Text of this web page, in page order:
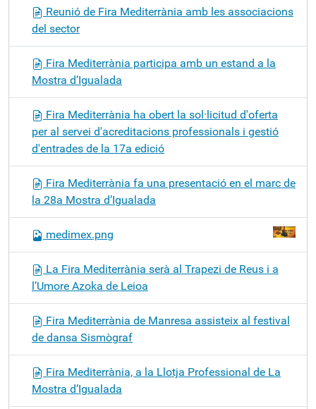
Reunió de Fira Mediterrània amb les associacions
del sector
Fira Mediterrània participa amb un estand a la
Mostra d’Igualada
Fira Mediterrània ha obert la sol·licitud d'oferta
per al servei d'acreditacions professionals i gestió
d'entrades de la 17a edició
Fira Mediterrània fa una presentació en el marc de
la 28a Mostra d’Igualada
medimex.png
La Fira Mediterrània serà al Trapezi de Reus i a
l’Umore Azoka de Leioa
Fira Mediterrània de Manresa assisteix al festival
de dansa Sismògraf
Fira Mediterrània, a la Llotja Professional de La
Mostra d’Igualada